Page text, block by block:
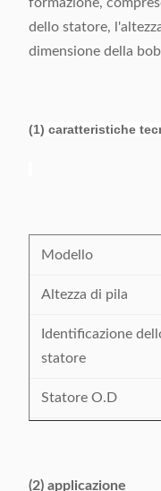
dello statore,
dimensione della
(1) caratteristiche
Modello
Altezza di pila
Identificazione
statore
Statore O.D
(2) applicazione